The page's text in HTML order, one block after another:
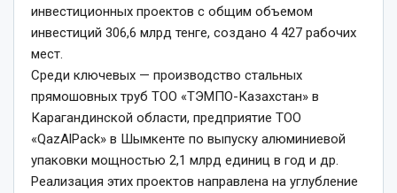
инвестиционных проектов с общим объемом
инвестиций 306,6 млрд тенге, создано 4 427 рабочих
мест.
Среди ключевых — производство стальных
прямошовных труб ТОО «ТЭМПО-Казахстан» в
Карагандинской области, предприятие ТОО
«QazAlPack» в Шымкенте по выпуску алюминиевой
упаковки мощностью 2,1 млрд единиц в год и др.
Реализация этих проектов направлена на углубление